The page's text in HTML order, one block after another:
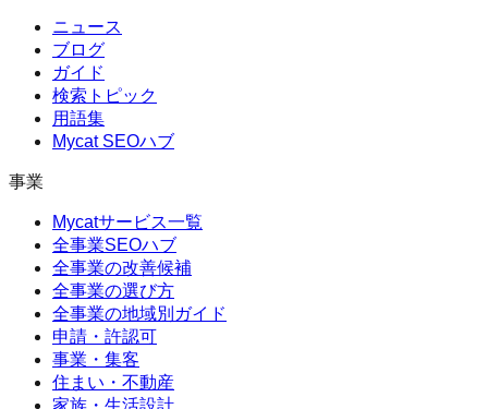
ニュース
ブログ
ガイド
検索トピック
用語集
Mycat SEOハブ
事業
Mycatサービス一覧
全事業SEOハブ
全事業の改善候補
全事業の選び方
全事業の地域別ガイド
申請・許認可
事業・集客
住まい・不動産
家族・生活設計